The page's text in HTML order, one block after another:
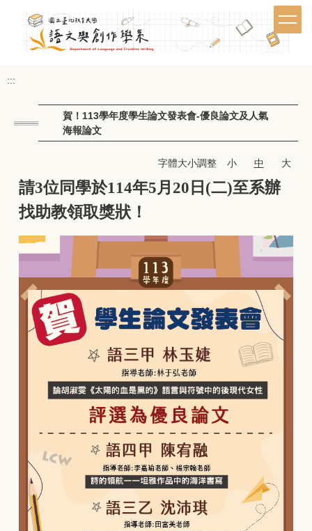
容
:::
賀！113學年度學生論文發表會-優良論文及人氣
海報論文
字體大小調整 小 中 大
請3位同學於114年5月20日(二)至系辦
找助教領取獎狀！